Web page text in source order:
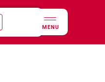
MENU